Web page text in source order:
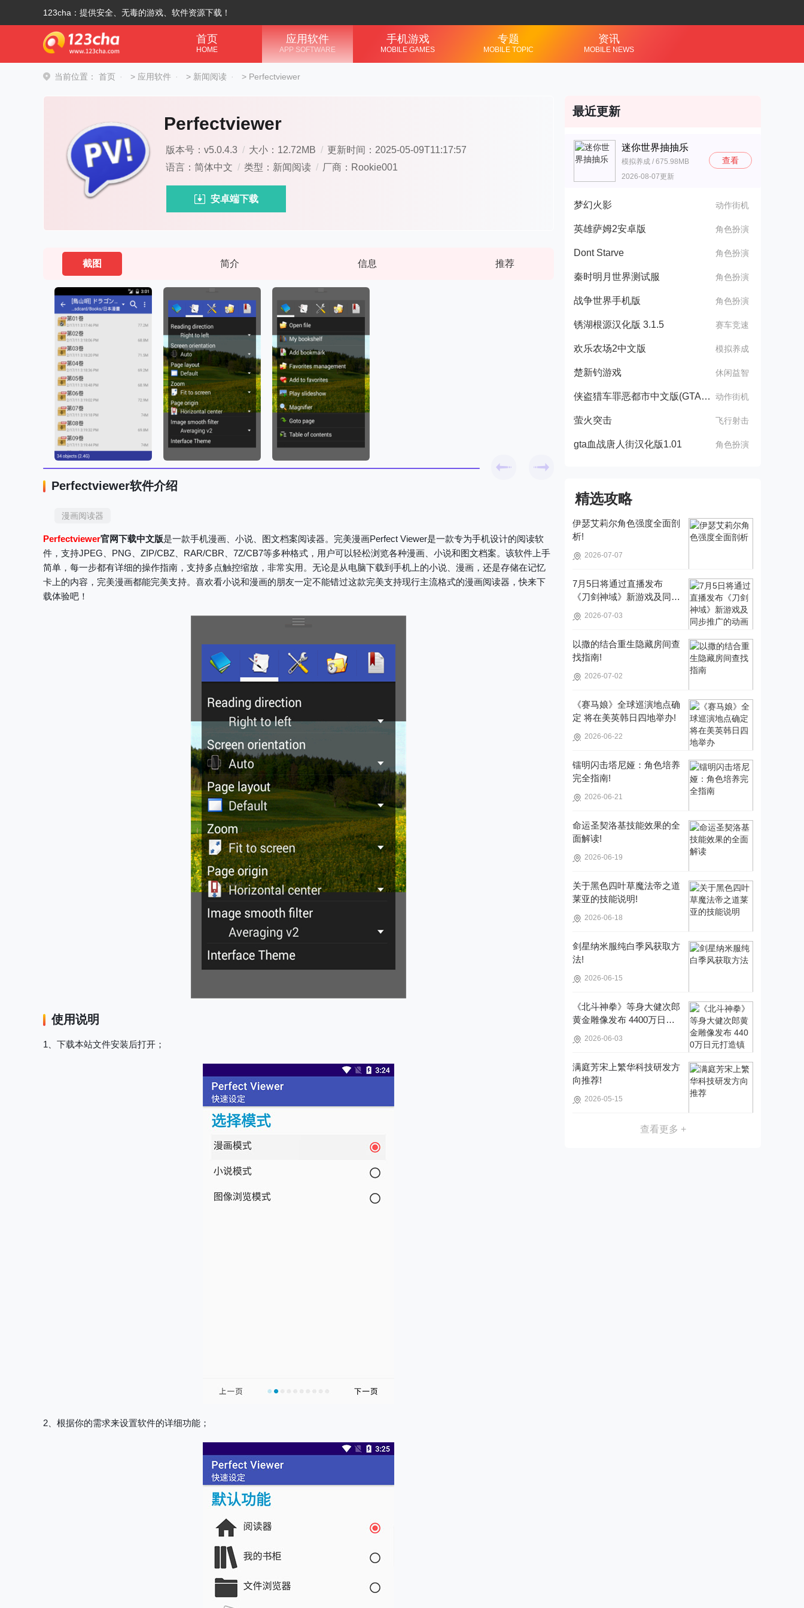
123cha：提供安全、无毒的游戏、软件资源下载！
首页
HOME
应用软件
APP SOFTWARE
手机游戏
MOBILE GAMES
专题
MOBILE TOPIC
资讯
MOBILE NEWS
当前位置： 首页 > 应用软件 > 新闻阅读 > Perfectviewer
Perfectviewer
版本号：v5.0.4.3 / 大小：12.72MB / 更新时间：2025-05-09T11:17:57
语言：简体中文 / 类型：新闻阅读 / 厂商：Rookie001
安卓端下载
截图 简介 信息 推荐
Perfectviewer软件介绍
漫画阅读器
Perfectviewer官网下载中文版是一款手机漫画、小说、图文档案阅读器。完美漫画Perfect Viewer是一款专为手机设计的阅读软
件，支持JPEG、PNG、ZIP/CBZ、RAR/CBR、7Z/CB7等多种格式，用户可以轻松浏览各种漫画、小说和图文档案。该软件上手
简单，每一步都有详细的操作指南，支持多点触控缩放，非常实用。无论是从电脑下载到手机上的小说、漫画，还是存储在记忆
卡上的内容，完美漫画都能完美支持。喜欢看小说和漫画的朋友一定不能错过这款完美支持现行主流格式的漫画阅读器，快来下
载体验吧！
使用说明
1、下载本站文件安装后打开；
2、根据你的需求来设置软件的详细功能；
最近更新
迷你世界抽抽乐
模拟养成 / 675.98MB
2026-08-07更新
查看
梦幻火影 动作街机
英雄萨姆2安卓版 角色扮演
Dont Starve 角色扮演
秦时明月世界测试服 角色扮演
战争世界手机版 角色扮演
锈湖根源汉化版 3.1.5 赛车竞速
欢乐农场2中文版 模拟养成
楚新钓游戏 休闲益智
侠盗猎车罪恶都市中文版(GTA：SA MOD安装器) 动作街机
萤火突击 飞行射击
gta血战唐人街汉化版1.01 角色扮演
精选攻略
伊瑟艾莉尔角色强度全面剖
析!
2026-07-07
7月5日将通过直播发布
《刀剑神域》新游戏及同步
时长为110分钟!
2026-07-03
以撒的结合重生隐藏房间查
找指南!
2026-07-02
《赛马娘》全球巡演地点确
定 将在美英韩日四地举办!
2026-06-22
镭明闪击塔尼娅：角色培养
完全指南!
2026-06-21
命运圣契洛基技能效果的全
面解读!
2026-06-19
关于黑色四叶草魔法帝之道
莱亚的技能说明!
2026-06-18
剑星纳米服纯白季风获取方
法!
2026-06-15
《北斗神拳》等身大健次郎
黄金雕像发布 4400万日元
2026-06-03
满庭芳宋上繁华科技研发方
向推荐!
2026-05-15
查看更多 +